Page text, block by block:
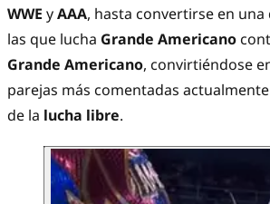
WWE yAAA, hasta convertirse en
las que lucha Grande Americano
Grande Americano, convirtiéndose
parejas más comentadas
de la lucha libre.